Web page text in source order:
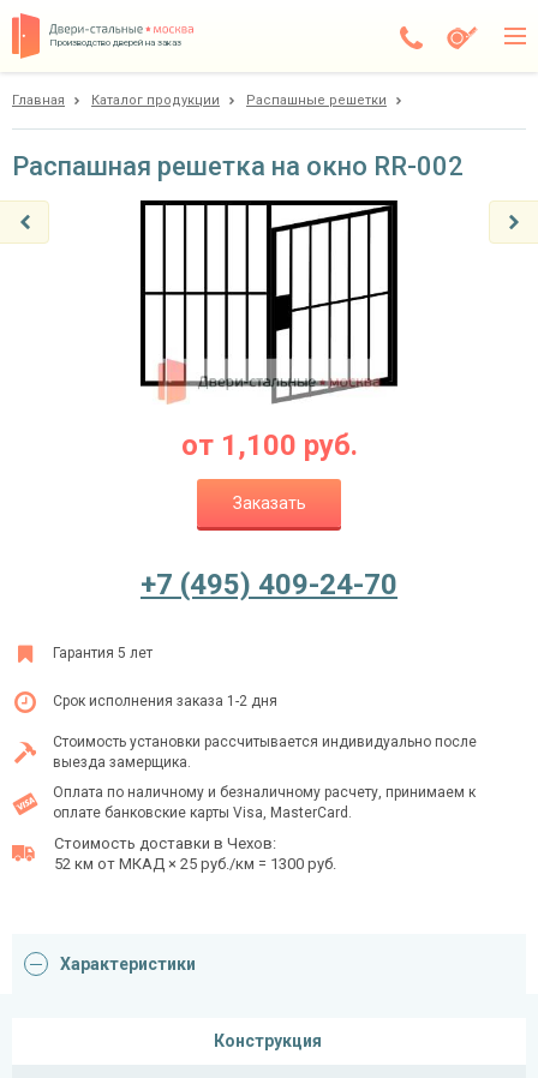
Производство дверей на заказ
Доставка
Покупателям
+7 (495) 409-24-70
Главная Каталог продукции Распашные решетки
Распашная решетка на окно RR-002
от 1,100 руб.
Заказать
+7 (495) 409-24-70
Гарантия 5 лет
Срок исполнения заказа 1-2 дня
Стоимость установки рассчитывается индивидуально после
выезда замерщика.
Оплата по наличному и безналичному расчету, принимаем к
оплате банковские карты Visa, MasterCard.
Стоимость доставки в Чехов:
52 км от МКАД × 25 руб./км = 1300 руб.
Характеристики
Конструкция